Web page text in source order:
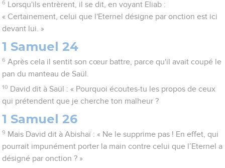
6
Lorsqu'ils entrèrent, il se dit, en voyant Eliab :
« Certainement, celui que l'Eternel désigne par onction est ici
devant lui. »
1 Samuel 24
6 Après cela il sentit son cœur battre, parce qu'il avait coupé le
pan du manteau de Saül.
10 David dit à Saül : « Pourquoi écoutes-tu les propos de ceux
qui prétendent que je cherche ton malheur ?
1 Samuel 26
9 Mais David dit à Abishaï : « Ne le supprime pas ! En effet, qui
pourrait impunément porter la main contre celui que l’Eternel a
désigné par onction ? »